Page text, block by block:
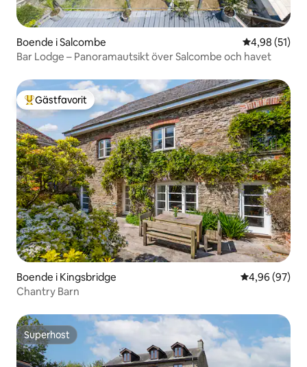
Boende i Salcombe 4,98 av 5 i
4,98 (51)
Bar Lodge – Panoramautsikt över Salcombe och havet
Populär gästfavorit
Gästfavorit
Boende i Kingsbridge 4,96 av 5 i
4,96 (97)
Chantry Barn
Superhost
Superhost